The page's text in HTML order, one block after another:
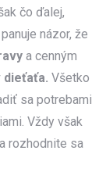
čo ďalej,
názor, že
a cenným
dieťaťa. Všetko
sa potrebami
Vždy však
a rozhodnite sa